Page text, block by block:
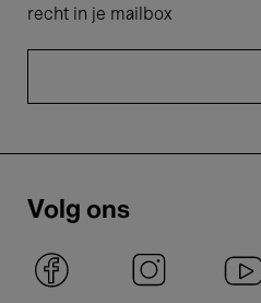
recht in je mailbox
Volg ons